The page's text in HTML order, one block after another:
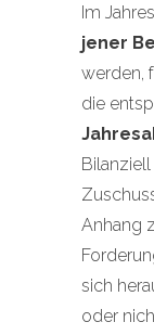
Im
jener
werden,
die
Anhang
sich
oder